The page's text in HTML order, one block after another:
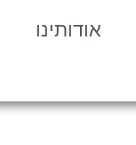
אודותינו